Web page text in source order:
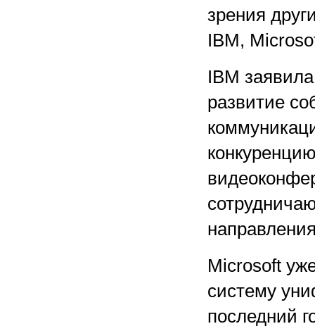
зрения
IBM,
IBM
развитие
Microsoft
систему
последний